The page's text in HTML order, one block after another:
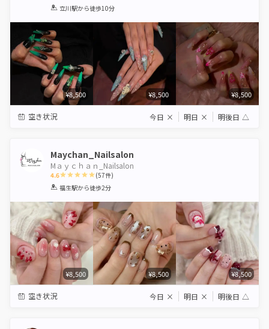
1 2 3 4 5
立川駅から徒歩10分
¥8,500 ¥8,500 ¥8,500
空き状況 今日 × 明日 × 明後日 △
Maychan_Nailsalon
Mａｙｃｈａｎ_Nailsalon
4.6
1 2 3 4 5
(57件)
福生駅から徒歩2分
¥8,500 ¥8,500 ¥8,500
空き状況 今日 × 明日 × 明後日 △